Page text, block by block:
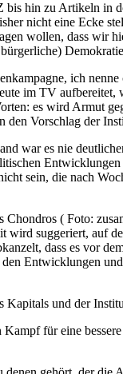
hin zu Artikeln in
nicht eine Ecke
wollen, dass wir
ich
im TV
es wird Armut
Vorschlag der
war es nie
sein, die nach
( Foto:
suggeriert, auf
dass es vor
Entwicklungen
und der
für eine